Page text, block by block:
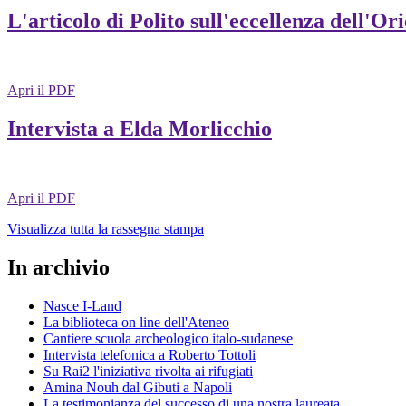
L'articolo di Polito sull'eccellenza
Apri il PDF
Intervista a Elda Morlicchio
Apri il PDF
Visualizza tutta la rassegna stampa
In archivio
Nasce I-Land
La biblioteca on line dell'Ateneo
Cantiere scuola archeologico italo-sudanese
Intervista telefonica a Roberto Tottoli
Su Rai2 l'iniziativa rivolta ai rifugiati
Amina Nouh dal Gibuti a Napoli